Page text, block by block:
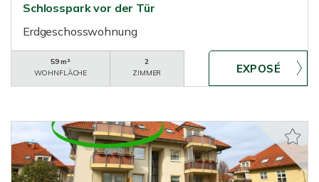
Schlosspark vor der Tür
Erdgeschosswohnung
59 m²
WOHNFLÄCHE
2
ZIMMER